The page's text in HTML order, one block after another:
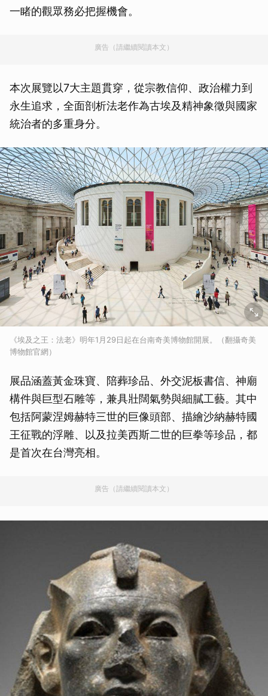
一睹的觀眾務必把握機會。
廣告（請繼續閱讀本文）
本次展覽以7大主題貫穿，從宗教信仰、政治權力到
永生追求，全面剖析法老作為古埃及精神象徵與國家
統治者的多重身分。
《埃及之王：法老》明年1月29日起在台南奇美博物館開展。（翻攝奇美
博物館官網）
展品涵蓋黃金珠寶、陪葬珍品、外交泥板書信、神廟
構件與巨型石雕等，兼具壯闊氣勢與細膩工藝。其中
包括阿蒙涅姆赫特三世的巨像頭部、描繪沙納赫特國
王征戰的浮雕、以及拉美西斯二世的巨拳等珍品，都
是首次在台灣亮相。
廣告（請繼續閱讀本文）